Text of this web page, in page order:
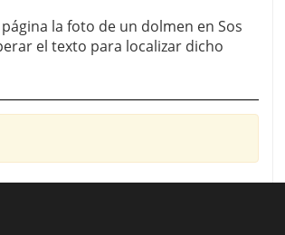
la foto de un dolmen en Sos
el texto para localizar dicho